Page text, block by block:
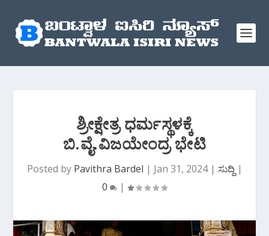
ಶ್ರೀಕ್ಷೇತ್ರ ಧರ್ಮಸ್ಥಳಕ್ಕೆ
ಬಿ.ವೈ.ವಿಜಯೇಂದ್ರ ಭೇಟಿ
Posted by Pavithra Bardel | Jan 31, 2024| ಸುದ್ದಿ |
0
|